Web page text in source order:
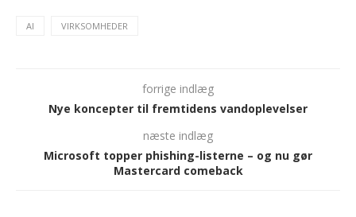
AI VIRKSOMHEDER
forrige indlæg
Nye koncepter til fremtidens vandoplevelser
næste indlæg
Microsoft topper phishing-listerne – og nu gør
Mastercard comeback